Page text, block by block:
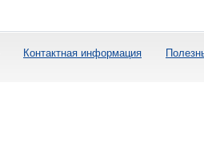
Контактная информация